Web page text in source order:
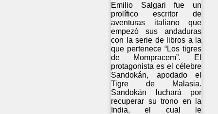
Emilio Salgari fue un
prolífico escritor de
aventuras italiano que
empezó sus andaduras
con la serie de libros a la
que pertenece “Los tigres
de Mompracem”. El
protagonista es el célebre
Sandokán, apodado el
Tigre de Malasia.
Sandokán luchará por
recuperar su trono en la
India, el cual le